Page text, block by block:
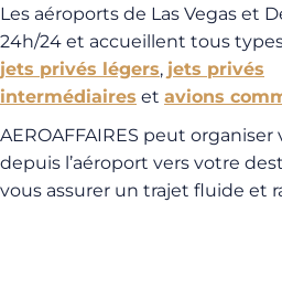
Les aéroports de Las Vegas et
24h/24 et accueillent tous
jets privés légers, jets privés
intermédiaires et avions
AEROAFFAIRES peut
depuis l’aéroport vers votre
vous assurer un trajet fluide et